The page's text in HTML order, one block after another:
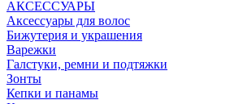
АКСЕССУАРЫ
Аксессуары для волос
Бижутерия и украшения
Варежки
Галстуки, ремни и подтяжки
Зонты
Кепки и панамы